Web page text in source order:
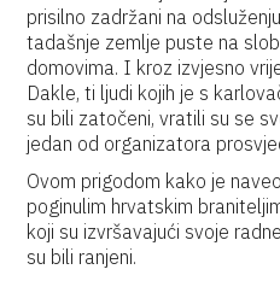
prisilno zadržani na
tadašnje zemlje puste na
domovima. I kroz izvjesno
Dakle, ti ljudi kojih je s
su bili zatočeni, vratili su se
jedan od organizatora
Ovom prigodom kako je
poginulim hrvatskim
koji su izvršavajući svoje
su bili ranjeni.